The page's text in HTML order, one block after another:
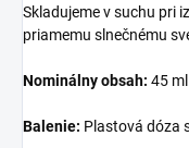
Skladujeme v suchu pri
priamemu slnečnému
Nominálny obsah: 45 ml
Balenie: Plastová dóza